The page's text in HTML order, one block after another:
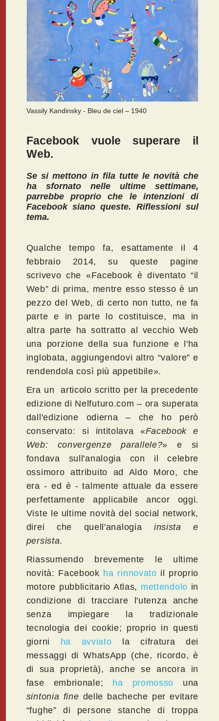
Vassily Kandinsky - Bleu de ciel – 1940
Facebook vuole superare il
Web.
Se si mettono in fila tutte le novità che
ha sfornato nelle ultime settimane,
parrebbe proprio che le intenzioni di
Facebook siano queste. Riflessioni sul
tema.
Qualche tempo fa, esattamente il 4
febbraio 2014, su queste pagine
scrivevo che «Facebook è diventato “il
Web” di prima, mentre esso stesso è un
pezzo del Web, di certo non tutto, ne fa
parte e in parte lo costituisce, ma in
altra parte ha sottratto al vecchio Web
una porzione della sua funzione e l'ha
inglobata, aggiungendovi altro “valore” e
rendendola così più appetibile».
Era un articolo scritto per la precedente
edizione di Nelfuturo.com – ora superata
dall'edizione odierna – che ho però
conservato: si intitolava «Facebook e
Web: convergenze parallele?» e si
fondava sull'analogia con il celebre
ossimoro attribuito ad Aldo Moro, che
era - ed è - talmente attuale da essere
perfettamente applicabile ancor oggi.
Viste le ultime novità del social network,
direi che quell'analogia insista e
persista.
Riassumendo brevemente le ultime
novità: Facebook ha rinnovato il proprio
motore pubblicitario Atlas, mettendolo in
condizione di tracciare l'utenza anche
senza impiegare la tradizionale
tecnologia dei cookie; proprio in questi
giorni ha avviato la cifratura dei
messaggi di WhatsApp (che, ricordo, è
di sua proprietà), anche se ancora in
fase embrionale; ha promosso una
sintonia fine delle bacheche per evitare
“fughe” di persone stanche di troppa